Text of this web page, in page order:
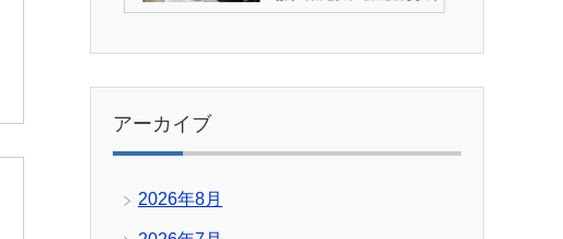
アーカイブ
2026年8月